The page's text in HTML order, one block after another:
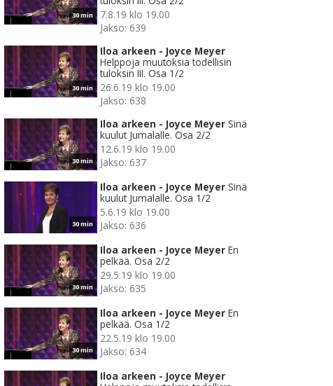
30 min
7.8.19 klo 19.00
Jakso: 639
30 min
Iloa arkeen - Joyce Meyer
Helppoja muutoksia todellisin
tuloksin III. Osa 1/2
26.6.19 klo 19.00
Jakso: 638
30 min
Iloa arkeen - Joyce Meyer Sinä
kuulut Jumalalle. Osa 2/2
12.6.19 klo 19.00
Jakso: 637
30 min
Iloa arkeen - Joyce Meyer Sinä
kuulut Jumalalle. Osa 1/2
5.6.19 klo 19.00
Jakso: 636
30 min
Iloa arkeen - Joyce Meyer En
pelkää. Osa 2/2
29.5.19 klo 19.00
Jakso: 635
30 min
Iloa arkeen - Joyce Meyer En
pelkää. Osa 1/2
22.5.19 klo 19.00
Jakso: 634
Iloa arkeen - Joyce Meyer